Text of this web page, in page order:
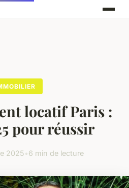
locatif Paris :
pour réussir
2025•6 min de lecture